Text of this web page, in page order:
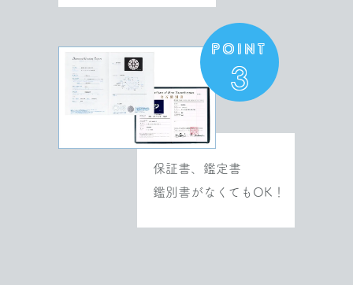
ルド バングルブレスレット
¥400,000
ブルガリ
ビー・ゼロワン ブレスレット18Kピンクゴー
ルド
ビー・ゼロワン ブレスレット18Kピンク黒
POINT
3
保証書、鑑定書
鑑別書がなくてもOK！